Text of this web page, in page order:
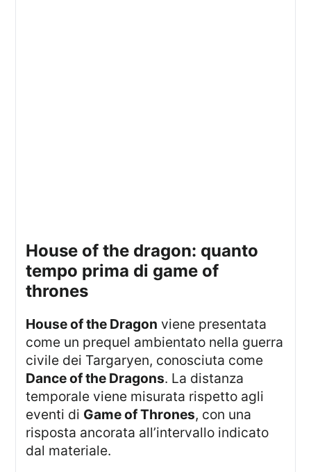
house of the dragon: quanto
tempo prima di game of
thrones
House of the Dragon viene presentata
come un prequel ambientato nella guerra
civile dei Targaryen, conosciuta come
Dance of the Dragons. La distanza
temporale viene misurata rispetto agli
eventi di Game of Thrones, con una
risposta ancorata all’intervallo indicato
dal materiale.